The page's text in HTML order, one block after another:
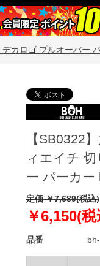
カロゴ プルオーバー
【SB0322
ィエイチ
ー パーカー
定価 ￥7,689(税込)
￥6,150(税
品番